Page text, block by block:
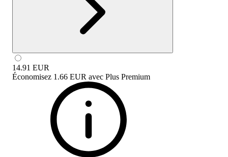
14.91 EUR
Économisez 1.66 EUR avec Plus Premium